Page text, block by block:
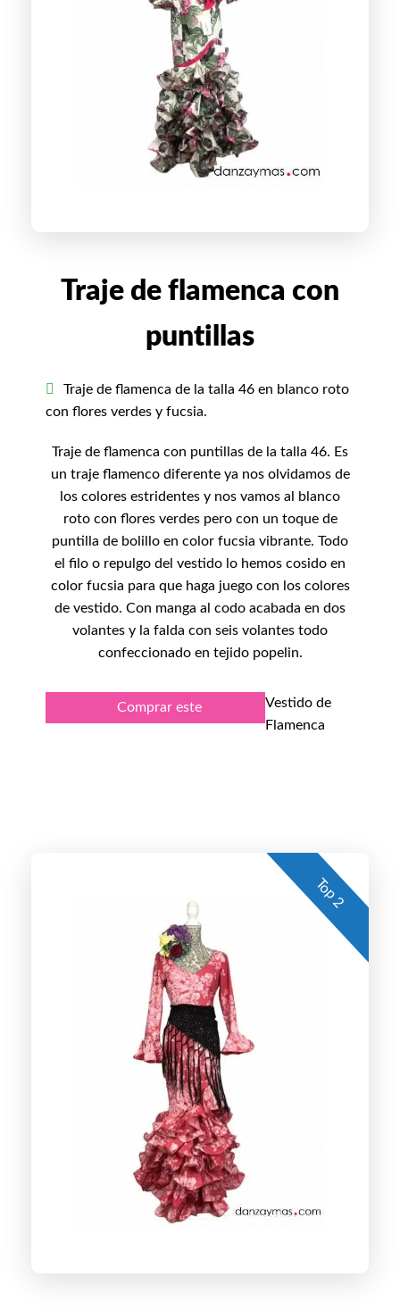
Traje de flamenca con
puntillas
Traje de flamenca de la talla 46 en blanco roto
con flores verdes y fucsia.
Traje de flamenca con puntillas de la talla 46. Es
un traje flamenco diferente ya nos olvidamos de
los colores estridentes y nos vamos al blanco
roto con flores verdes pero con un toque de
puntilla de bolillo en color fucsia vibrante. Todo
el filo o repulgo del vestido lo hemos cosido en
color fucsia para que haga juego con los colores
de vestido. Con manga al codo acabada en dos
volantes y la falda con seis volantes todo
confeccionado en tejido popelin.
Comprar este
Vestido de
Flamenca
Top 2